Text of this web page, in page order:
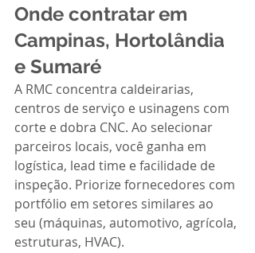
Onde contratar em
Campinas, Hortolândia
e Sumaré
A RMC concentra caldeirarias,
centros de serviço e usinagens com
corte e dobra CNC. Ao selecionar
parceiros locais, você ganha em
logística, lead time e facilidade de
inspeção. Priorize fornecedores com
portfólio em setores similares ao
seu (máquinas, automotivo, agrícola,
estruturas, HVAC).